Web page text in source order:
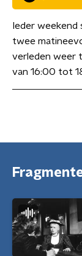
Ieder
twee
verleden weer
van 16:00 tot